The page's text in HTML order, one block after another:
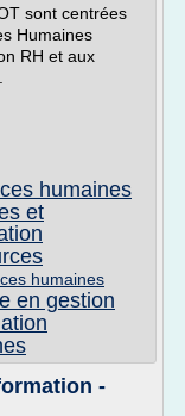
sont centrées
Humaines
RH et aux
humaines
et
humaines
en gestion
-